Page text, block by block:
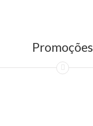
Promoções